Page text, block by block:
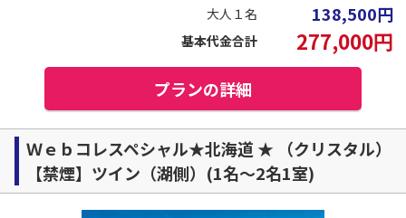
大人１名 138,500円
基本代金合計 277,000円
プランの詳細
Ｗｅｂコレスペシャル★北海道 ★ （クリスタル）
【禁煙】ツイン（湖側）(1名～2名1室)